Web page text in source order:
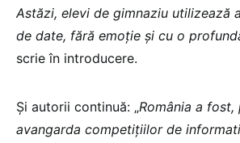
Astăzi, elevi de gimnaziu utilizează
de date, fără emoție și cu o
scrie în introducere.
Și autorii continuă: „România a fost,
avangarda competițiilor de